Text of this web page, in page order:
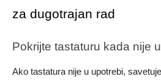
za dugotrajan rad
Pokrijte tastaturu kada nije
Ako tastatura nije u upotrebi,